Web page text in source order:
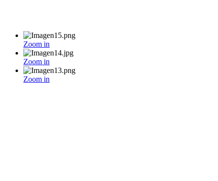
Zoom in
Zoom in
Zoom in